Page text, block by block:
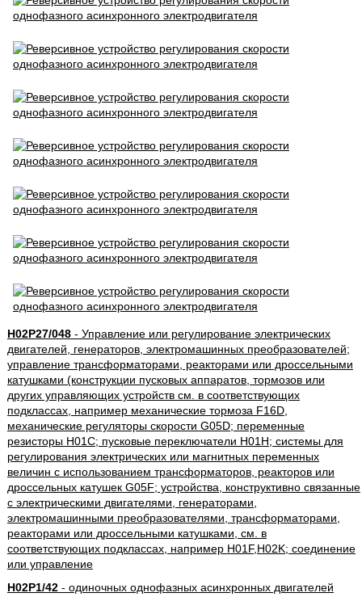
H02P27/048- Управление или регулирование электрических
двигателей, генераторов, электромашинных преобразователей;
управление трансформаторами, реакторами или дроссельными
катушками (конструкции пусковых аппаратов, тормозов или
других управляющих устройств см. в соответствующих
подклассах, например механические тормоза F16D,
механические регуляторы скорости G05D; переменные
резисторы H01C; пусковые переключатели H01H; системы для
регулирования электрических или магнитных переменных
величин с использованием трансформаторов, реакторов или
дроссельных катушек G05F; устройства, конструктивно связанные
с электрическими двигателями, генераторами,
электромашинными преобразователями, трансформаторами,
реакторами или дроссельными катушками, см. в
соответствующих подклассах, например H01F,H02K; соединение
или управление
H02P1/42- одиночных однофазных асинхронных двигателей